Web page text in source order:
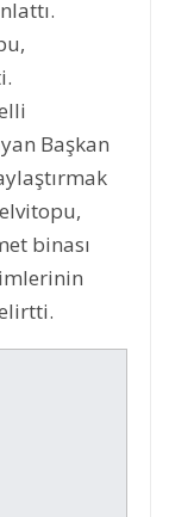
Başkan
binası